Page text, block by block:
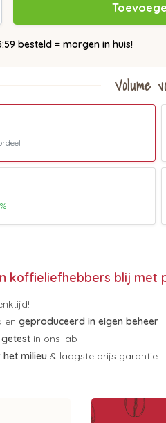
besteld = morgen in huis!
Volume
koffieliefhebbers blij met
en geproduceerd in eigen beheer
in ons lab
milieu & laagste prijs garantie